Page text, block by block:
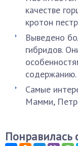
качестве
кротон
Выведено
гибридов.
содержанию.
Самые
Мамми,
Понравилась